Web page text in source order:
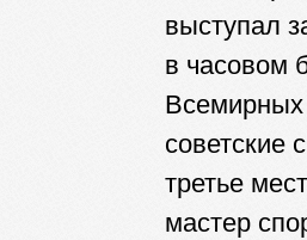
выступал
в часовом
Всемирных
советские
третье
мастер